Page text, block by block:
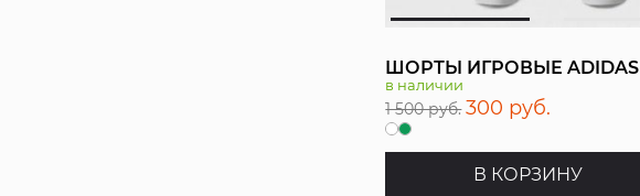
ШОРТЫ ИГРОВЫЕ ADIDAS
в наличии
1 500 руб. 300 руб.
В КОРЗИНУ